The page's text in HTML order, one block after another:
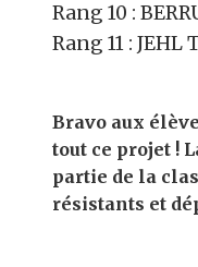
Rang 10 :
Rang 11 :
Bravo aux
tout ce projet !
partie de la
résistants et